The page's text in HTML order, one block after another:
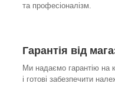
та професіоналізм.
Гарантія від
Ми надаємо гарантію на
і готові забезпечити